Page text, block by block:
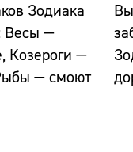
Зодиака
Весы —
Козероги —
— смоют